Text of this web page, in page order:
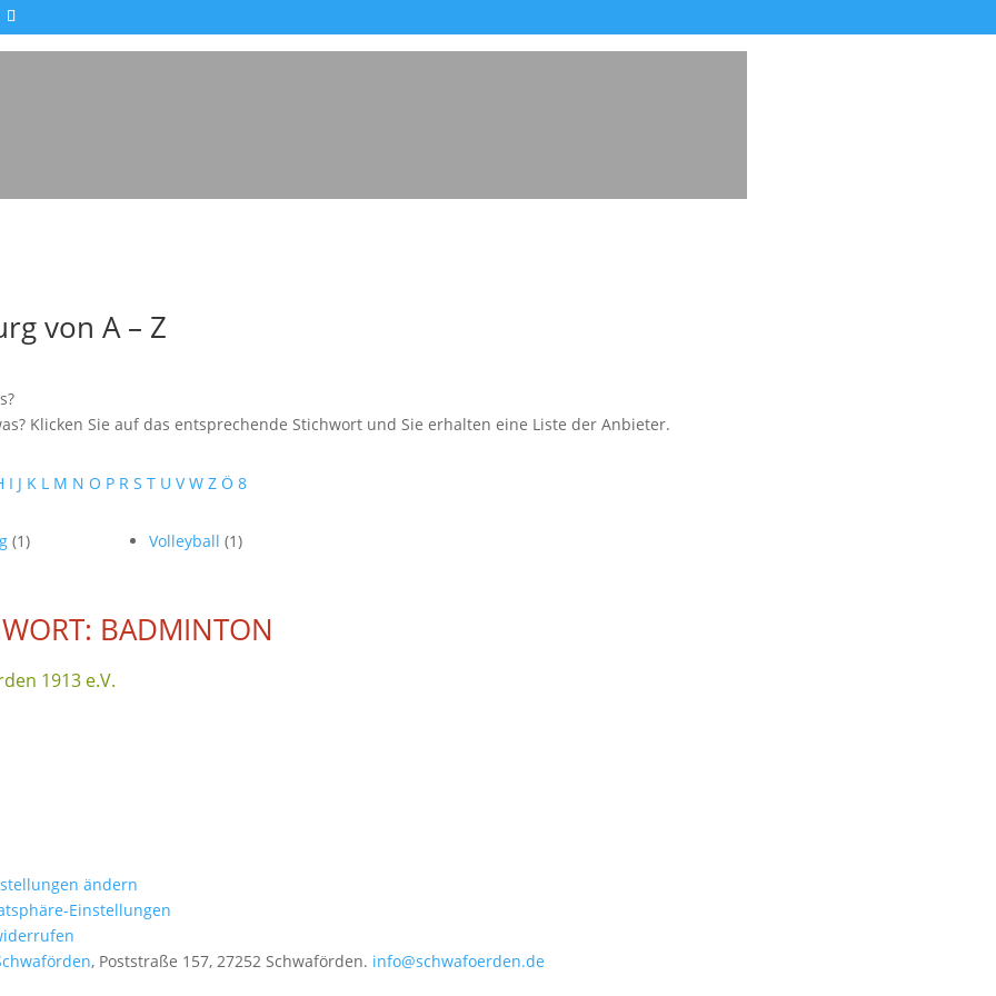
von A – Z
Klicken Sie auf das entsprechende Stichwort und Sie erhalten eine Liste der Anbieter.
I J K L M N O P R S T U V W Z Ö 8
(1) Volleyball(1)
BADMINTON
1913 e.V.
ändern
Einstellungen
, Poststraße 157, 27252 Schwaförden. info@schwafoerden.de